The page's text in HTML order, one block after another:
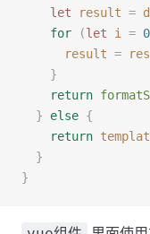
    let
result =
    for
(let i = 0
      result
=
    }
    return
  }
else {
    return
  }
}